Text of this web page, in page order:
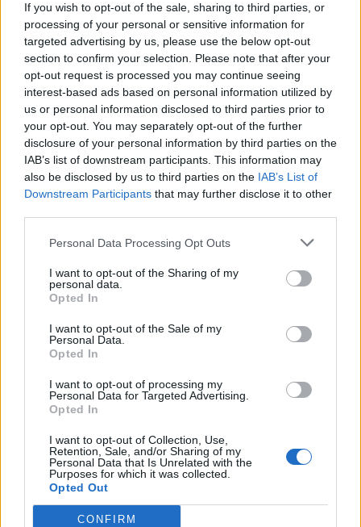
If you wish to opt-out of the sale, sharing to third parties, or
processing of your personal or sensitive information for
targeted advertising by us, please use the below opt-out
section to confirm your selection. Please note that after your
opt-out request is processed you may continue seeing
interest-based ads based on personal information utilized by
us or personal information disclosed to third parties prior to
your opt-out. You may separately opt-out of the further
disclosure of your personal information by third parties on the
IAB’s list of downstream participants. This information may
also be disclosed by us to third parties on the IAB’s List of
Downstream Participants that may further disclose it to other
Personal Data Processing Opt Outs
I want to opt-out of the Sharing of my
personal data.
Opted In
I want to opt-out of the Sale of my
Personal Data.
Opted In
I want to opt-out of processing my
Personal Data for Targeted Advertising.
Opted In
I want to opt-out of Collection, Use,
Retention, Sale, and/or Sharing of my
Personal Data that Is Unrelated with the
Purposes for which it was collected.
Opted Out
CONFIRM
Ξεκίνησε το πενταετές
πρόγραμμα ενίσχυσης του
Τύπου
Καθαρά κέρδη 313 εκατ. ευρώ
Η Chery επενδύει 75 εκατ. δολάρια στην KG Mobility
Το FIAT 500 Hybrid τώρα από
18.990 ευρώ
Ατρόμητος και Novibet
συνεχίζουν μαζί: Ανανέωση της
συνεργασίας τους μέχρι το
18η συνεχόμενη χρονιά για τον ΟΤΕ στη διεθνή σειρά δεικτών
FTSE4Good
Alpha Bank: Για πρώτη φορά το Αρχαίο Θέατρο Επιδαύρου άνοιξε τις
πύλες του σε όλους
ΠΕΡΙΣΣΌΤΕΡΑ ΣΕ ΑΥΤΉ ΤΗΝ ΚΑΤΗΓΟΡΊΑ